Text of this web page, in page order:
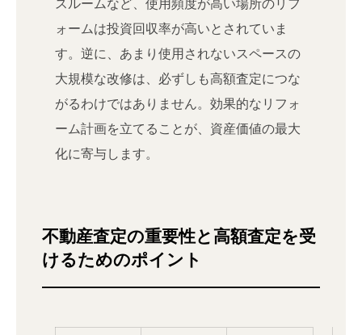
ォームは投資回収率が高いとされていま
す。逆に、あまり使用されないスペースの
大規模な改修は、必ずしも高額査定につな
がるわけではありません。効果的なリフォ
ーム計画を立てることが、資産価値の最大
化に寄与します。
不動産査定の重要性と高額査定を受
けるためのポイント